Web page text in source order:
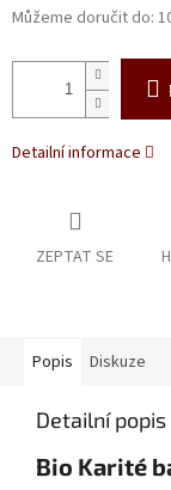
Můžeme doručit do:
Detailní informace
ZEPTAT SE
Popis Diskuze
Detailní
Bio Karité